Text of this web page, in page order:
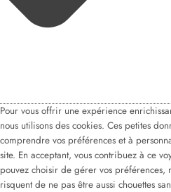
Pour vous offrir une expérience
nous utilisons des cookies. Ces petites
comprendre vos préférences et à
site. En acceptant, vous contribuez à ce
pouvez choisir de gérer vos préférences,
risquent de ne pas être aussi chouettes